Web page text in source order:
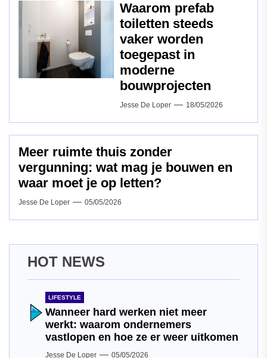
Waarom prefab
toiletten steeds
vaker worden
toegepast in
moderne
bouwprojecten
Jesse De Loper 18/05/2026
Meer ruimte thuis zonder
vergunning: wat mag je bouwen en
waar moet je op letten?
Jesse De Loper 05/05/2026
HOT NEWS
LIFESTYLE
Wanneer hard werken niet meer
werkt: waarom ondernemers
vastlopen en hoe ze er weer uitkomen
Jesse De Loper 05/05/2026